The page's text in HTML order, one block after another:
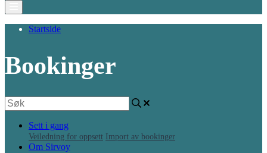
Startside
Bookinger
Sett i gang
Veiledning for oppsett Import av bookinger
Om Sirvoy